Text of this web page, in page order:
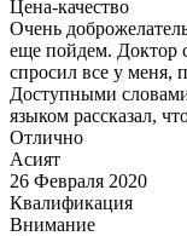
Цена-качество
Очень
еще пойдем. Доктор
спросил все у меня,
Доступными
языком рассказал,
Отлично
Асият
26 Февраля 2020
Квалификация
Внимание